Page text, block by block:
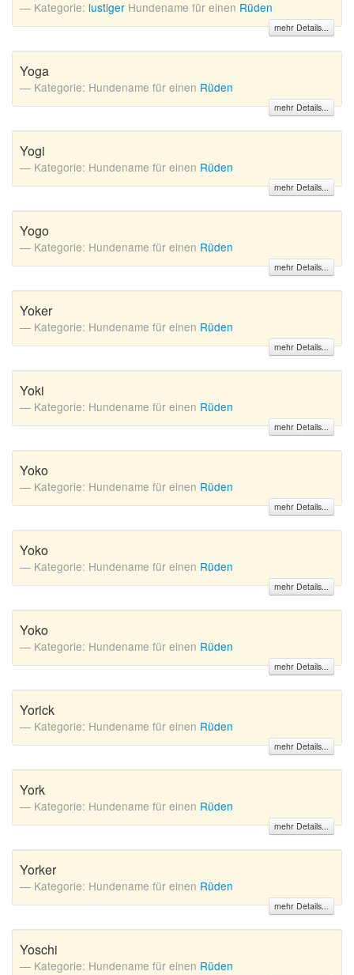
Kategorie: lustiger Hundename für einen Rüden
mehr Details...
Yoga
Kategorie: Hundename für einen Rüden
mehr Details...
Yogi
Kategorie: Hundename für einen Rüden
mehr Details...
Yogo
Kategorie: Hundename für einen Rüden
mehr Details...
Yoker
Kategorie: Hundename für einen Rüden
mehr Details...
Yoki
Kategorie: Hundename für einen Rüden
mehr Details...
Yoko
Kategorie: Hundename für einen Rüden
mehr Details...
Yoko
Kategorie: Hundename für einen Rüden
mehr Details...
Yoko
Kategorie: Hundename für einen Rüden
mehr Details...
Yorick
Kategorie: Hundename für einen Rüden
mehr Details...
York
Kategorie: Hundename für einen Rüden
mehr Details...
Yorker
Kategorie: Hundename für einen Rüden
mehr Details...
Yoschi
Kategorie: Hundename für einen Rüden